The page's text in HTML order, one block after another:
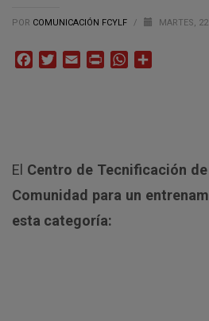
POR COMUNICACIÓN FCYLF / MARTES,
FacebookTwitterEmail Print WhatsApp
El Centro de Tecnificación
Comunidad para un
esta categoría: